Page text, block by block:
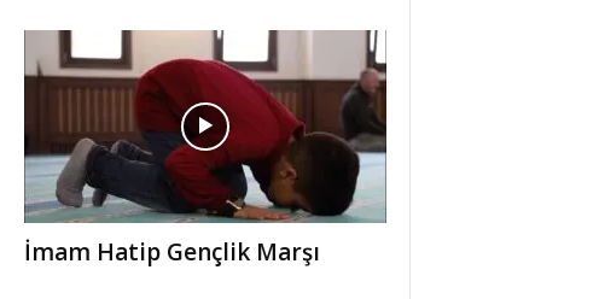
İmam Hatip Gençlik Marşı